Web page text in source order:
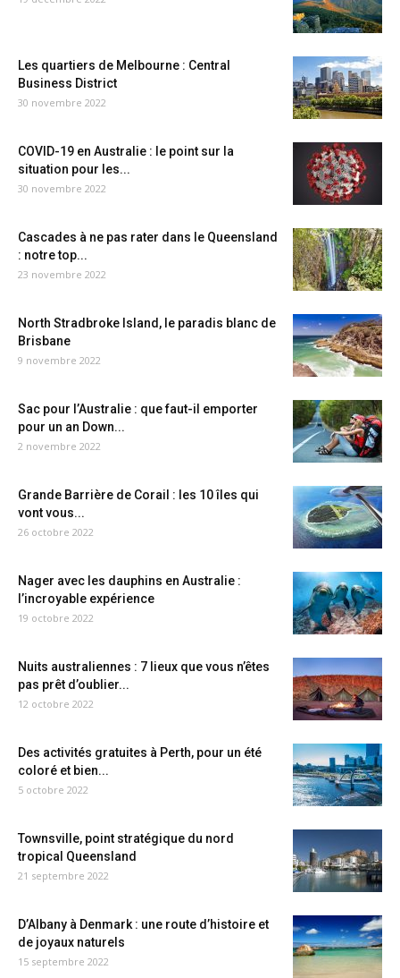
Les quartiers de Melbourne : Central
Business District
30 novembre 2022
COVID-19 en Australie : le point sur la
situation pour les...
30 novembre 2022
Cascades à ne pas rater dans le Queensland
: notre top...
23 novembre 2022
North Stradbroke Island, le paradis blanc de
Brisbane
9 novembre 2022
Sac pour l’Australie : que faut-il emporter
pour un an Down...
2 novembre 2022
Grande Barrière de Corail : les 10 îles qui
vont vous...
26 octobre 2022
Nager avec les dauphins en Australie :
l’incroyable expérience
19 octobre 2022
Nuits australiennes : 7 lieux que vous n’êtes
pas prêt d’oublier...
12 octobre 2022
Des activités gratuites à Perth, pour un été
coloré et bien...
5 octobre 2022
Townsville, point stratégique du nord
tropical Queensland
21 septembre 2022
D’Albany à Denmark : une route d’histoire et
de joyaux naturels
15 septembre 2022